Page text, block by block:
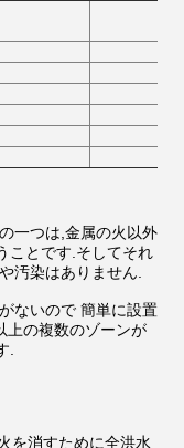
一つは,金属の火以外
ことです.そしてそれ
汚染はありません.
ないので 簡単に設置
上の複数のゾーンが
.
を消すために全洪水